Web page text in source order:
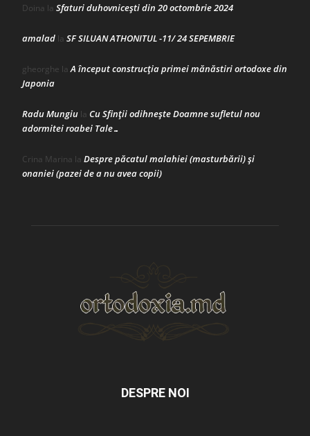
Doina la Sfaturi duhovnicești din 20 octombrie 2024
amalad la SF SILUAN ATHONITUL -11/ 24 SEPEMBRIE
gheorghe laA început construcţia primei mănăstiri ortodoxe din
Japonia
Radu Mungiu la Cu Sfinții odihnește Doamne sufletul nou
adormitei roabei Tale…
Crina Marina la Despre păcatul malahiei (masturbării) şi
onaniei (pazei de a nu avea copii)
DESPRE NOI